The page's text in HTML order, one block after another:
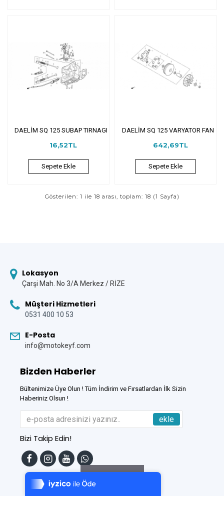
Tek Tıkla Ödeme Kolaylığı
7/24 Canlı Destek
%100 Sorunsuz Alışveriş
DAELİM SQ 125 SUBAP TIRNAGI
16,52TL
Sepete Ekle
DAELİM SQ 125 VARYATOR FAN
642,69TL
Sepete Ekle
Gösterilen: 1 ile 18 arası, toplam: 18 (1 Sayfa)
Lokasyon
Çarşi Mah. No 3/A Merkez / RİZE
Müşteri Hizmetleri
0531 400 10 53
E-Posta
info@motokeyf.com
Bizden Haberler
Bültenimize Üye Olun ! Tüm İndirim ve Fırsatlardan İlk Sizin
Haberiniz Olsun !
ekle
Bizi Takip Edin!
Filtreleme